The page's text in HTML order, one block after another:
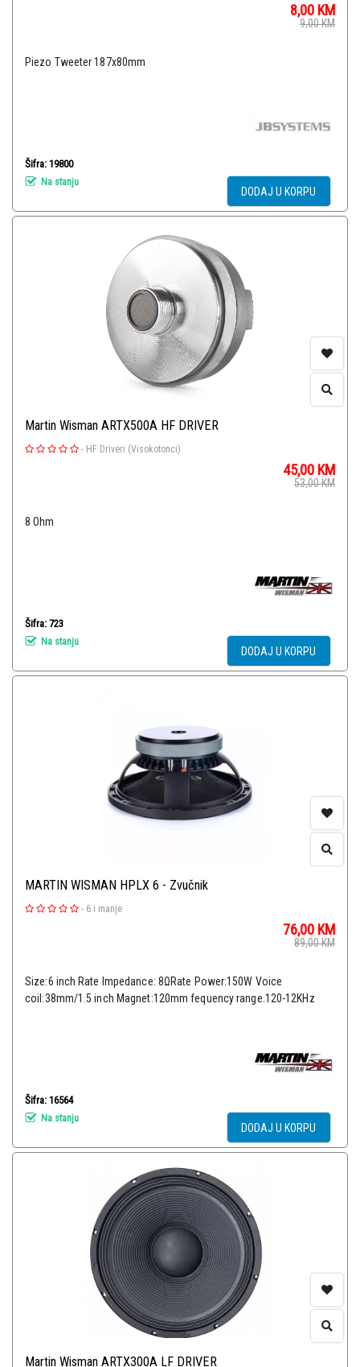
8,00 KM
9,00KM
Piezo Tweeter 187x80mm
Šifra: 19800
Na stanju
DODAJ U KORPU
Martin Wisman ARTX500A HF DRIVER
- HF Driveri (Visokotonci)
45,00 KM
53,00KM
8 Ohm
Šifra: 723
Na stanju
DODAJ U KORPU
MARTIN WISMAN HPLX 6 - Zvučnik
- 6 i manje
76,00 KM
89,00KM
Size:6 inch Rate Impedance: 8ΩRate Power:150W Voice
coil:38mm/1.5 inch Magnet:120mm fequency range.120-12KHz
Šifra: 16564
Na stanju
DODAJ U KORPU
Martin Wisman ARTX300A LF DRIVER